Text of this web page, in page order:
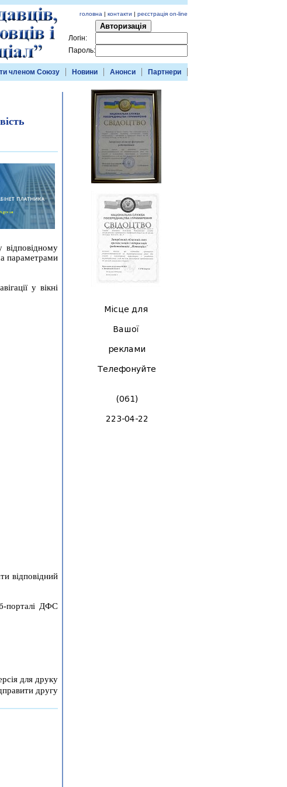
головна | контакти | реєстрація on-line
Авторизація
Логін:
Пароль:
членом Союзу Новини Анонси Партнери
відповідному
параметрами
у вікні
відповідний
порталі ДФС
для друку
другу